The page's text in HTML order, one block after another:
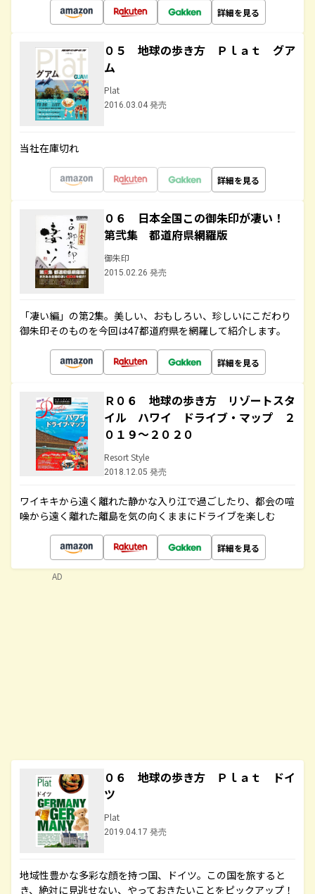
詳細を見る
０５ 地球の歩き方 Ｐｌａｔ グア
ム
Plat
2016.03.04 発売
当社在庫切れ
詳細を見る
０６ 日本全国この御朱印が凄い！
第弐集 都道府県網羅版
御朱印
2015.02.26 発売
「凄い編」の第2集。美しい、おもしろい、珍しいにこだわり
御朱印そのものを今回は47都道府県を網羅して紹介します。
詳細を見る
Ｒ０６ 地球の歩き方 リゾートスタ
イル ハワイ ドライブ・マップ ２
０１９～２０２０
Resort Style
2018.12.05 発売
ワイキキから遠く離れた静かな入り江で過ごしたり、都会の喧
噪から遠く離れた離島を気の向くままにドライブを楽しむ
詳細を見る
０６ 地球の歩き方 Ｐｌａｔ ドイ
ツ
Plat
2019.04.17 発売
地域性豊かな多彩な顔を持つ国、ドイツ。この国を旅すると
き、絶対に見逃せない、やっておきたいことをピックアップ！
AD